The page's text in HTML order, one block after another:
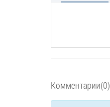
Комментарии(0)